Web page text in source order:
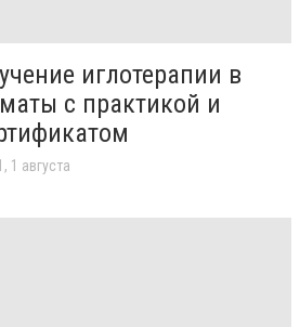
иглотерапии в
с практикой и
1 августа